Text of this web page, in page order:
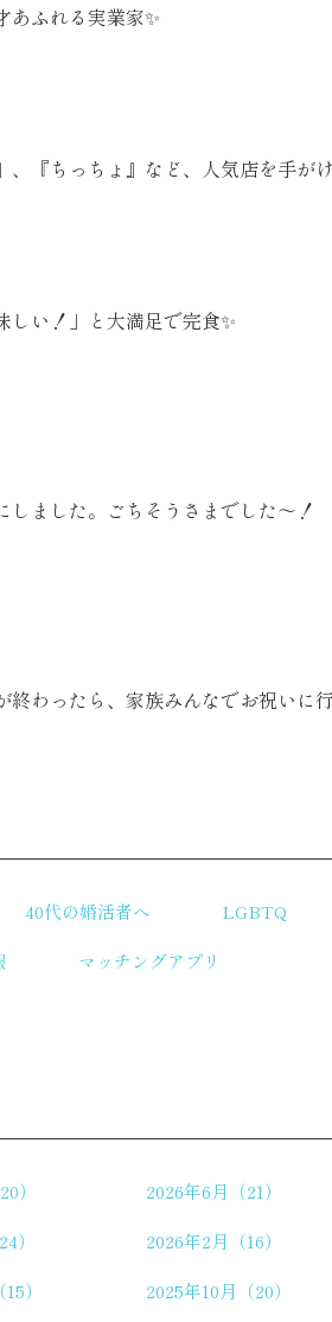
あふれる実業家✨
『ちっちょ』など、人気店を手が
しい！」と大満足で完食✨
ました。ごちそうさまでした〜！
わったら、家族みんなでお祝いに
40代の婚活者へ
LGBTQ
マッチングアプリ
）
2026年6月（21）
）
2026年2月（16）
） 2025年10月（20）